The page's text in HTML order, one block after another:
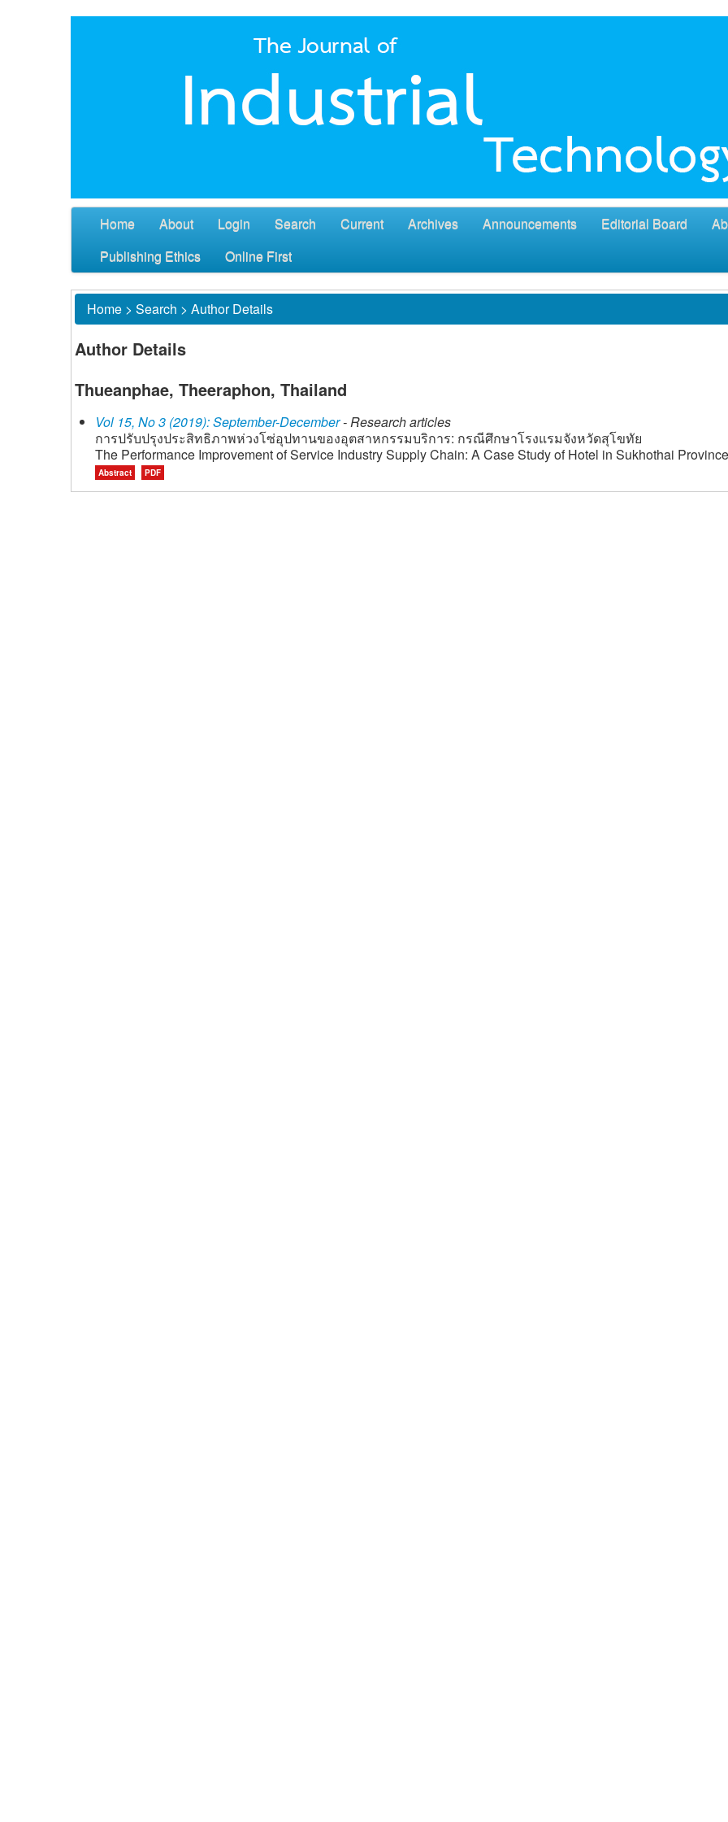
Home About Login Search Current Archives Announcements Editorial Board
Publishing Ethics
Online First
Home > Search > Author Details
Author Details
Thueanphae, Theeraphon, Thailand
Vol 15, No 3 (2019): September-December- Research articles
การปรับปรุงประสิทธิภาพห่วงโซ่อุปทานของอุตสาหกรรมบริการ: กรณีศึกษาโรงแรมจังหวัดสุโขทัย
The Performance Improvement of Service Industry Supply Chain: A Case Study of Hotel in Sukhothai Province
Abstract PDF